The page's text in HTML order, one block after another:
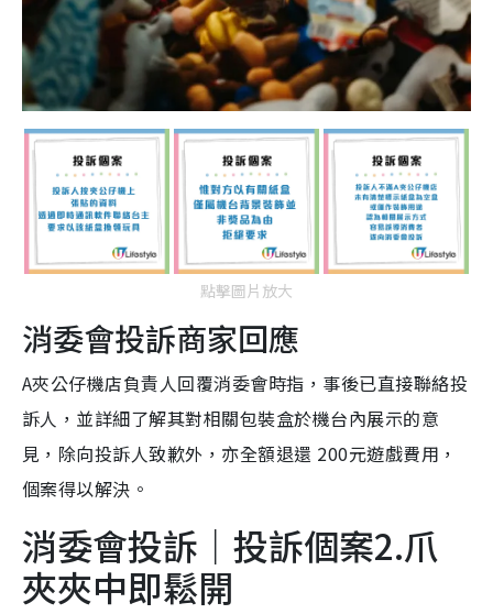
點擊圖片放大
消委會投訴商家回應
A夾公仔機店負責人回覆消委會時指，事後已直接聯絡投
訴人，並詳細了解其對相關包裝盒於機台內展示的意
見，除向投訴人致歉外，亦全額退還 200元遊戲費用，
個案得以解決。
消委會投訴｜投訴個案2.爪
夾夾中即鬆開